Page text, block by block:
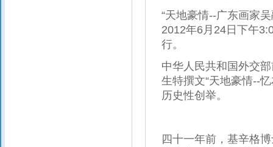
“天地豪情--广东画家
2012年6月24日下午
行。
中华人民共和国外交
生特撰文“天地豪情--
历史性创举。
四十一年前，基辛格